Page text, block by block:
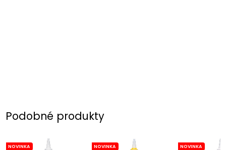
Podobné produkty
NOVINKA NOVINKA NOVINKA